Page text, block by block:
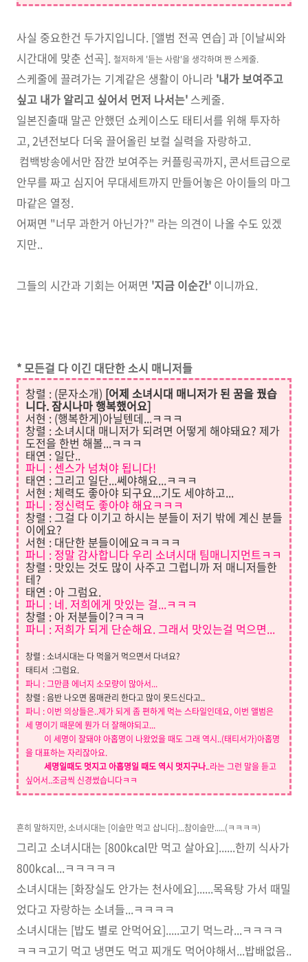
사실 중요한건 두가지입니다. [앨범 전곡 연습] 과 [이날씨와
시간대에 맞춘 선곡]. 철저하게 '듣는 사람'을 생각하며 짠 스케줄.
스케줄에 끌려가는 기계같은 생활이 아니라 '내가 보여주고
싶고 내가 알리고 싶어서 먼저 나서는' 스케줄.
일본진출때 말곤 안했던 쇼케이스도 태티서를 위해 투자하
고, 2년전보다 더욱 끌어올린 보컬 실력을 자랑하고.
컴백방송에서만 잠깐 보여주는 커플링곡까지, 콘서트급으로
안무를 짜고 심지어 무대세트까지 만들어놓은 아이들의 마그
마같은 열정.
어쩌면 "너무 과한거 아닌가?" 라는 의견이 나올 수도 있겠
지만..
그들의 시간과 기회는 어쩌면 '지금 이순간' 이니까요.
* 모든걸 다 이긴 대단한 소시 매니저들
창렬 : (문자소개) [어제 소녀시대 매니저가 된 꿈을 꿨습
니다. 잠시나마 행복했어요]
서현 : (행복한게)아닐텐데...ㅋㅋㅋ
창렬 : 소녀시대 매니저가 되려면 어떻게 해야돼요? 제가
도전을 한번 해볼...ㅋㅋㅋ
태연 : 일단..
파니 : 센스가 넘쳐야 됩니다!
태연 : 그리고 일단...쎄야해요...ㅋㅋㅋ
서현 : 체력도 좋아야 되구요...기도 세야하고...
파니 : 정신력도 좋아야해요ㅋㅋㅋ
창렬 : 그걸 다 이기고 하시는 분들이 저기 밖에 계신 분들
이에요?
서현 : 대단한 분들이에요ㅋㅋㅋㅋ
파니 : 정말 감사합니다 우리 소녀시대 팀매니지먼트ㅋㅋ
창렬 : 맛있는 것도 많이 사주고 그럽니까 저 매니저들한
테?
태연 : 아 그럼요.
파니 : 네. 저희에게 맛있는 걸...ㅋㅋㅋ
창렬 : 아 저분들이?ㅋㅋㅋ
파니 : 저희가 되게 단순해요. 그래서 맛있는걸 먹으면...
창렬 : 소녀시대는 다 먹을거 먹으면서 다녀요?
태티서 :그럼요.
파니 : 그만큼 에너지 소모량이 많아서...
창렬 : 음반 나오면 몸매관리 한다고 많이 못드신다고..
파니 : 이번 의상들은..제가 되게 좀 편하게 먹는 스타일인데요, 이번 앨범은
세 명이기 때문에 뭔가 더 잘해야되고...
이 세명이 잘돼야 아홉명이 나왔었을 때도 그래 역시..(태티서가)아홉명
을 대표하는 자리잖아요.
세명일때도 멋지고 아홉명일 때도 역시 멋지구나..라는 그런 말을 듣고
싶어서..조금씩 신경썼습니다ㅋㅋ
흔히 말하지만, 소녀시대는 [이슬만 먹고 삽니다]...참이슬만.....(ㅋㅋㅋㅋ)
그리고 소녀시대는 [800kcal만 먹고 살아요]......한끼 식사가
800kcal...ㅋㅋㅋㅋㅋ
소녀시대는 [화장실도 안가는 천사에요]......목욕탕 가서 때밀
었다고 자랑하는 소녀들...ㅋㅋㅋㅋ
소녀시대는 [밥도 별로 안먹어요].....고기 먹느라...ㅋㅋㅋㅋ
ㅋㅋㅋ고기 먹고 냉면도 먹고 찌개도 먹어야해서...밥배없음..